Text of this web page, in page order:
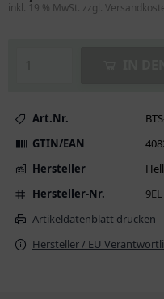
inkl. 19 % MwSt. zzgl.
Art.Nr.
GTIN/EAN
Hersteller
Hersteller-Nr.
Artikeldatenblatt drucken
Hersteller / EU